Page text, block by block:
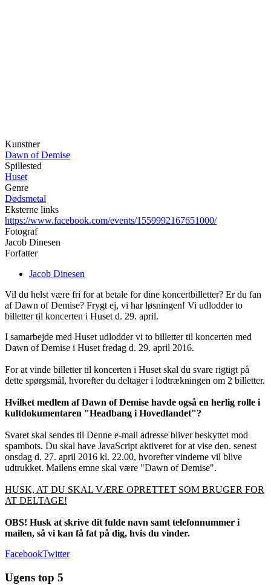
Kunstner
Dawn of Demise
Spillested
Huset
Genre
Dødsmetal
Eksterne links
https://www.facebook.com/events/1559992167651000/
Fotograf
Jacob Dinesen
Forfatter
Jacob Dinesen
Vil du helst være fri for at betale for dine koncertbilletter? Er du fan
af Dawn of Demise? Frygt ej, vi har løsningen! Vi udlodder to
billetter til koncerten i Huset d. 29. april.
I samarbejde med Huset udlodder vi to billetter til koncerten med
Dawn of Demise i Huset fredag d. 29. april 2016.
For at vinde billetter til koncerten i Huset skal du svare rigtigt på
dette spørgsmål, hvorefter du deltager i lodtrækningen om 2 billetter.
Hvilket medlem af Dawn of Demise havde også en herlig rolle i
kultdokumentaren "Headbang i Hovedlandet"?
Svaret skal sendes til Denne e-mail adresse bliver beskyttet mod
spambots. Du skal have JavaScript aktiveret for at vise den. senest
onsdag d. 27. april 2016 kl. 22.00, hvorefter vinderne vil blive
udtrukket. Mailens emne skal være "Dawn of Demise".
HUSK, AT DU SKAL VÆRE OPRETTET SOM BRUGER FOR
AT DELTAGE!
OBS! Husk at skrive dit fulde navn samt telefonnummer i
mailen, så vi kan få fat på dig, hvis du vinder.
FacebookTwitter
Ugens top 5